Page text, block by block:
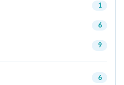
1
6
9
6